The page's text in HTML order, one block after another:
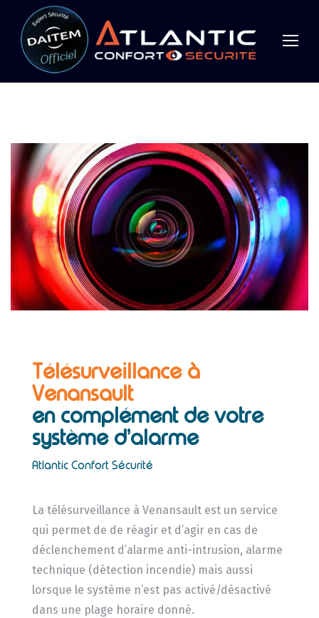
Télésurveillance à
Venansault
en complément de votre
système d’alarme
Atlantic Confort Sécurité
La télésurveillance à Venansault est un service
qui permet de de réagir et d’agir en cas de
déclenchement d’alarme anti-intrusion, alarme
technique (détection incendie) mais aussi
lorsque le système n’est pas activé/désactivé
dans une plage horaire donné.